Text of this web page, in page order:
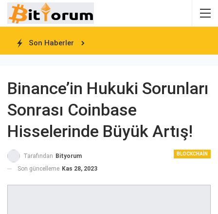
Son Haberler
Binance’in Hukuki Sorunları
Sonrası Coinbase
Hisselerinde Büyük Artış!
BLOCKCHAIN
Tarafından Bityorum
Son güncelleme Kas 28, 2023